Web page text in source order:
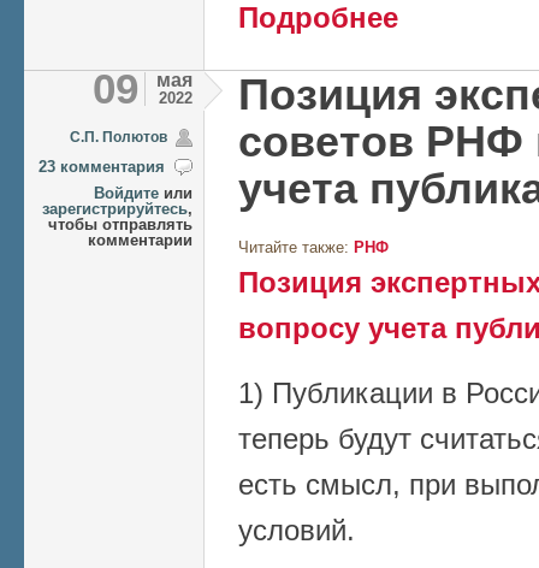
Подробнее
09 мая
2022
C.П. Полютов
23 комментария
Войдите или
зарегистрируйтесь,
чтобы отправлять
комментарии
Позиция
советов РНФ
учета
Читайте также: РНФ
Позиция
вопросу учета
1) Публикации в
теперь будут
есть смысл, при
условий.